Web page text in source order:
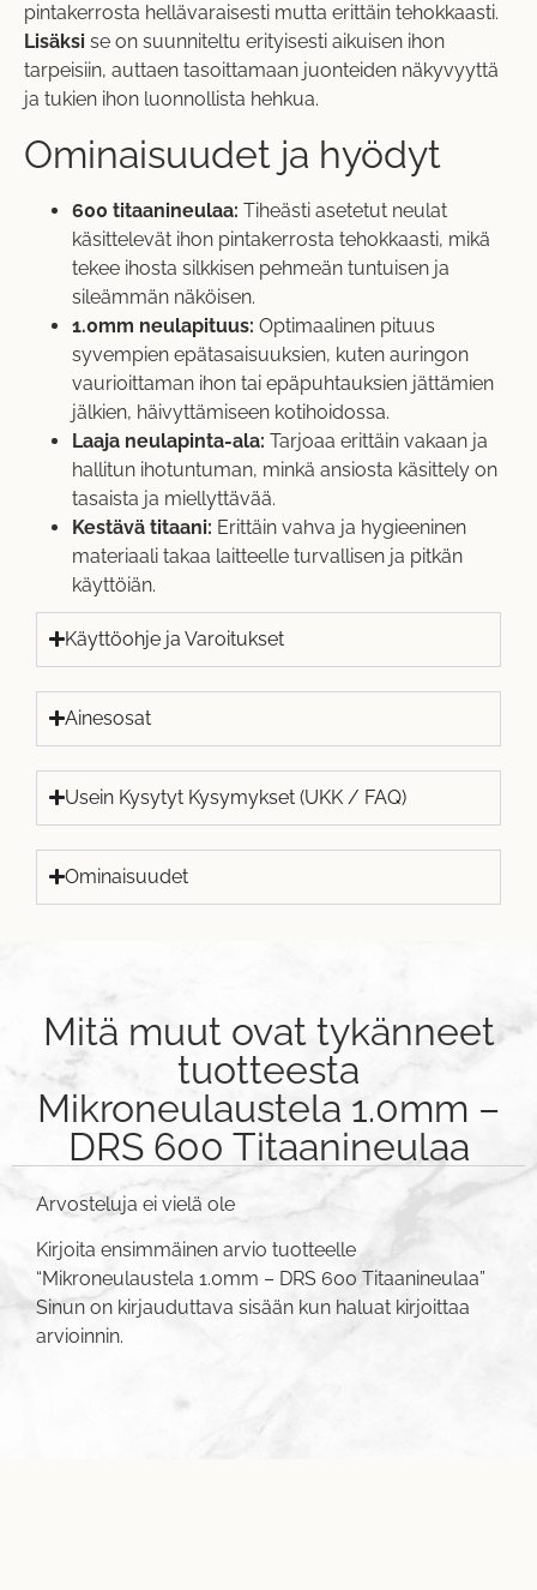
pintakerrosta hellävaraisesti mutta erittäin tehokkaasti.
Lisäksi se on suunniteltu erityisesti aikuisen ihon
tarpeisiin, auttaen tasoittamaan juonteiden näkyvyyttä
ja tukien ihon luonnollista hehkua.
Ominaisuudet ja hyödyt
600 titaanineulaa: Tiheästi asetetut neulat
käsittelevät ihon pintakerrosta tehokkaasti, mikä
tekee ihosta silkkisen pehmeän tuntuisen ja
sileämmän näköisen.
1.0mm neulapituus: Optimaalinen pituus
syvempien epätasaisuuksien, kuten auringon
vaurioittaman ihon tai epäpuhtauksien jättämien
jälkien, häivyttämiseen kotihoidossa.
Laaja neulapinta-ala: Tarjoaa erittäin vakaan ja
hallitun ihotuntuman, minkä ansiosta käsittely on
tasaista ja miellyttävää.
Kestävä titaani: Erittäin vahva ja hygieeninen
materiaali takaa laitteelle turvallisen ja pitkän
käyttöiän.
Käyttöohje ja Varoitukset
Ainesosat
Usein Kysytyt Kysymykset (UKK / FAQ)
Ominaisuudet
Mitä muut ovat tykänneet
tuotteesta
Mikroneulaustela 1.0mm –
DRS 600 Titaanineulaa
Arvosteluja ei vielä ole
Kirjoita ensimmäinen arvio tuotteelle
“Mikroneulaustela 1.0mm – DRS 600 Titaanineulaa”
Sinun on kirjauduttava sisään kun haluat kirjoittaa
arvioinnin.